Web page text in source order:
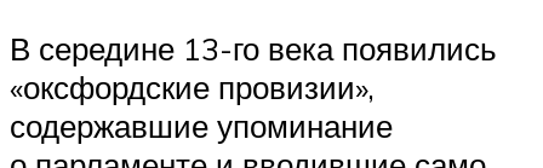
В середине 13-го века появились
«оксфордские провизии»,
содержавшие упоминание